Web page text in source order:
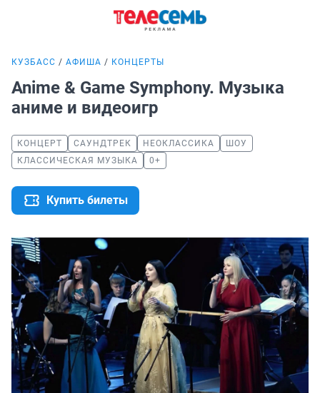
КУЗБАСС АФИША КОНЦЕРТЫ
Anime & Game Symphony. Музыка
аниме и видеоигр
КОНЦЕРТ САУНДТРЕК НЕОКЛАССИКА
ШОУ
КЛАССИЧЕСКАЯ МУЗЫКА
0+
Купить билеты